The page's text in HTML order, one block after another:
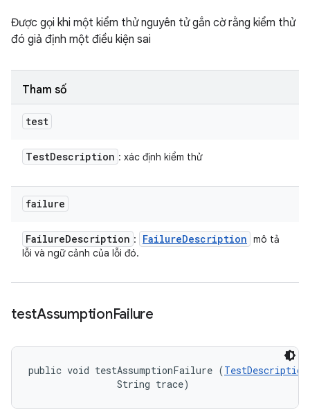
Được gọi khi một kiểm thử nguyên tử gắn cờ rằng kiểm thử
đó giả định một điều kiện sai
Tham số
test
TestDescription : xác định kiểm thử
failure
FailureDescription : FailureDescription mô tả
lỗi và ngữ cảnh của lỗi đó.
testAssumptionFailure
public void testAssumptionFailure (TestDescription
                String trace)